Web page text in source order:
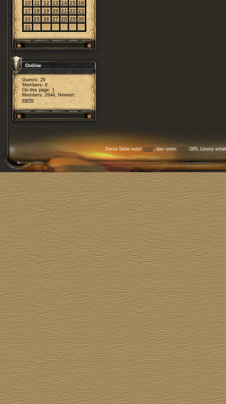
10
11 12 13 14 15 16
17 18 19 20 21 22 23
24 25 26 27 28 29 30
31
Online
Guests: 29
Members: 0
On this page: 1
Members: 2644, Newest:
xarto
Diese Seite nutzt e107, das unter GNU GPL Lizenz